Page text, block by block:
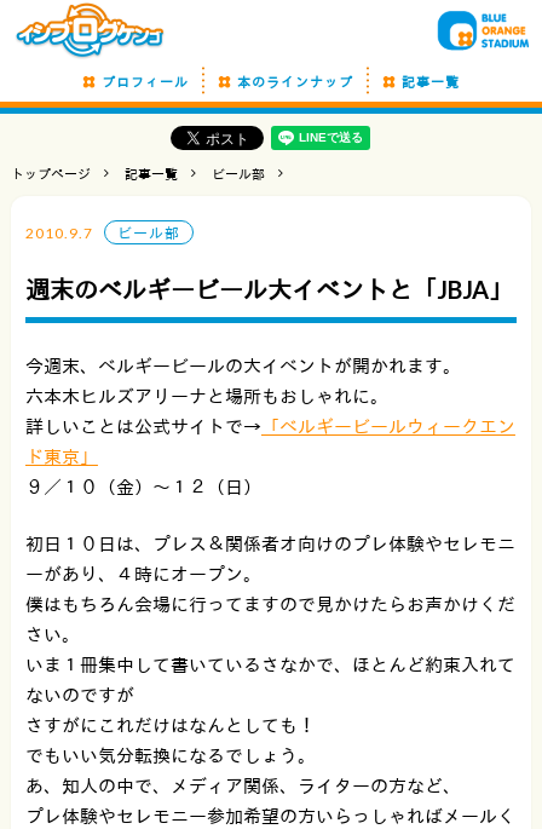
プロフィール 本のラインナップ 記事一覧
トップページ 記事一覧 ビール部
2010.9.7 ビール部
週末のベルギービール大イベントと「JBJA」
今週末、ベルギービールの大イベントが開かれます。
六本木ヒルズアリーナと場所もおしゃれに。
詳しいことは公式サイトで→ 「ベルギービールウィークエン
ド東京」
９／１０（金）〜１２（日）
初日１０日は、プレス＆関係者オ向けのプレ体験やセレモニ
ーがあり、４時にオープン。
僕はもちろん会場に行ってますので見かけたらお声かけくだ
さい。
いま１冊集中して書いているさなかで、ほとんど約束入れて
ないのですが
さすがにこれだけはなんとしても！
でもいい気分転換になるでしょう。
あ、知人の中で、メディア関係、ライターの方など、
プレ体験やセレモニー参加希望の方いらっしゃればメールく